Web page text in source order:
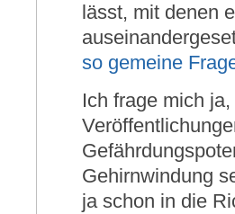
lässt, mit denen
so gemeine
Ich frage mich
Gehirnwindung
ja schon in die